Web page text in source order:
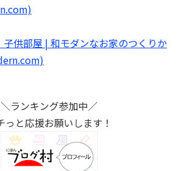
子供部屋 | 和モダンなお家のつくりか
＼ランキング参加中／
っと応援お願いします！